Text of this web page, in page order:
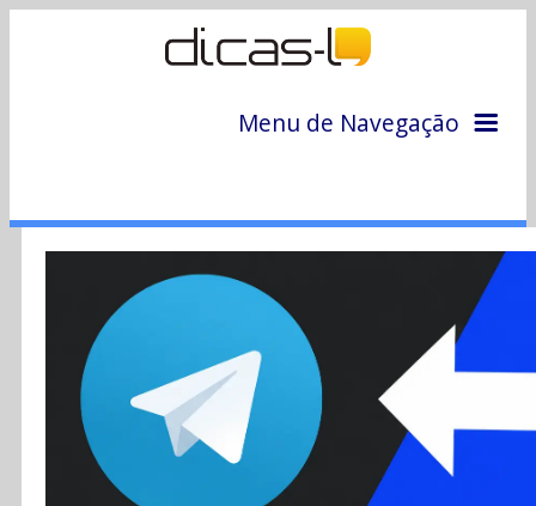
Menu de Navegação
Colunas
Colaboradores